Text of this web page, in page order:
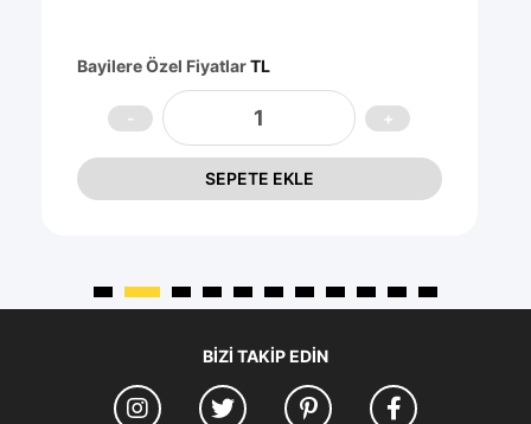
Bayilere Özel FiyatlarTL
SEPETE EKLE
BIZI TAKIP EDIN